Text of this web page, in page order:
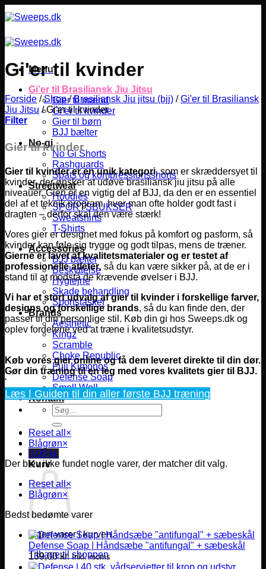
til
Menu
Gi’er til Brasiliansk Jiu Jitsu
Gier til mænd
Gi’er til kvinder
Gier til børn
BJJ bælter
No-gi
No Gi Shorts
Rashguards
Spats og kompressionsshorts
Streetwear
Hoodies
SPORTSBUKSER
Sweatshirts
T-Shirts
Accessories
BJJ bælter
Beskyttelse
Hygiejne
Skade behandling
Sportstasker
Brands
Aesthetic
Kingz
Scramble
Choke Republic
Fuji Kimonos
Defense Soap
Smell Well
Kontakt
Søg
efter:
0,00 kr.
Kurv
Ingen varer i kurven.
Tilbage til shoppen
Gi'er til kvinder
Forside / Shop / Brasiliansk Jiu jitsu (bjj) / Gi'er til Brasiliansk
Jiu Jitsu /Gi'er til kvinder
Filter
Gier til kvinder
Gier til kvinder er en unik kategori, som er skræddersyet til
kvinder, der ønsker at udøve brasiliansk jiu jitsu på alle
niveauer. Gien er en vigtig del af BJJ, da den er en essentiel
del af et teknik program, hvor man ofte holder godt fast i
dragten – derfor skal den være stærk!
Vores gier er designet med fokus på komfort og pasform, så
kvinder kan føle sig trygge og godt tilpas, mens de træner.
Gierne er lavet af kvalitetsmaterialer og er testet af
professionelle atleter, så du kan være sikker på, at de er i
stand til at modstå de krævende øvelser i BJJ.
Vi har et stort udvalg af gier til kvinder i forskellige farver,
designs og forskellige brands, så du kan finde den, der
passer til din personlige stil. Køb din gi hos Sweeps.dk og
oplev fordelene ved at træne i kvalitetsudstyr.
Køb vores gier online og få dem leveret direkte til din dør.
Gør din træning til en leg med vores kvalitets gier til BJJ.
‘
Læs | Guiden til din aller første BJJ træning
Reset all ×
Blågrøn×
Der blev ikke fundet nogle varer, der matcher dit valg.
Reset all×
Blågrøn×
Bedst bedømte varer
Defense Soap | Håndsæbe "antifungal" + sæbeskål
139,00kr. Inkl. moms